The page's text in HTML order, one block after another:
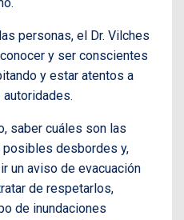
personas, el Dr. Vilches
y ser conscientes
y estar atentos a
saber cuáles son las
posibles desbordes y,
un aviso de evacuación
de respetarlos,
de inundaciones